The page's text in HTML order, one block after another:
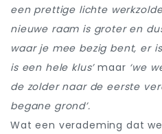
een prettige lichte
nieuwe raam is groter en
waar je mee bezig bent, er
is een hele klus’maar ‘we
de zolder naar de eerste
begane grond’.
Wat een verademing dat